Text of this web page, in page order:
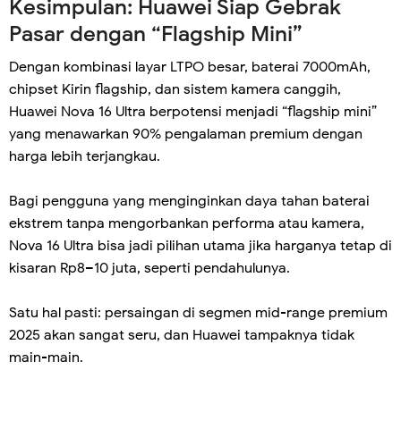
Kesimpulan: Huawei Siap Gebrak
Pasar dengan “Flagship Mini”
Dengan kombinasi layar LTPO besar, baterai 7000mAh,
chipset Kirin flagship, dan sistem kamera canggih,
Huawei Nova 16 Ultra berpotensi menjadi “flagship mini”
yang menawarkan 90% pengalaman premium dengan
harga lebih terjangkau.
Bagi pengguna yang menginginkan daya tahan baterai
ekstrem tanpa mengorbankan performa atau kamera,
Nova 16 Ultra bisa jadi pilihan utama jika harganya tetap di
kisaran Rp8–10 juta, seperti pendahulunya.
Satu hal pasti: persaingan di segmen mid-range premium
2025 akan sangat seru, dan Huawei tampaknya tidak
main-main.